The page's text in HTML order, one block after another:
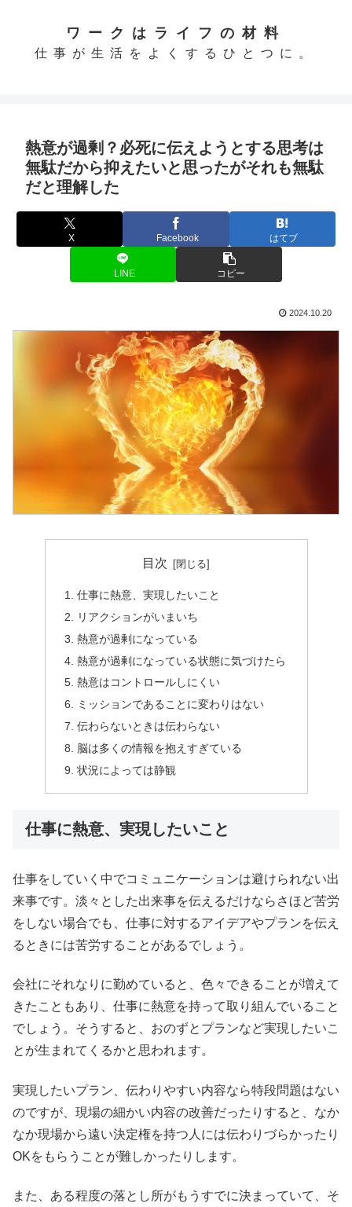
ワークはライフの材料
仕事が生活をよくするひとつに。
熱意が過剰？必死に伝えようとする思考は
無駄だから抑えたいと思ったがそれも無駄
だと理解した
X Facebook はてブ
LINE コピー
2024.10.20
目次
仕事に熱意、実現したいこと
リアクションがいまいち
熱意が過剰になっている
熱意が過剰になっている状態に気づけたら
熱意はコントロールしにくい
ミッションであることに変わりはない
伝わらないときは伝わらない
脳は多くの情報を抱えすぎている
状況によっては静観
仕事に熱意、実現したいこと
仕事をしていく中でコミュニケーションは避けられない出
来事です。淡々とした出来事を伝えるだけならさほど苦労
をしない場合でも、仕事に対するアイデアやプランを伝え
るときには苦労することがあるでしょう。
会社にそれなりに勤めていると、色々できることが増えて
きたこともあり、仕事に熱意を持って取り組んでいること
でしょう。そうすると、おのずとプランなど実現したいこ
とが生まれてくるかと思われます。
実現したいプラン、伝わりやすい内容なら特段問題はない
のですが、現場の細かい内容の改善だったりすると、なか
なか現場から遠い決定権を持つ人には伝わりづらかったり
OKをもらうことが難しかったりします。
また、ある程度の落とし所がもうすでに決まっていて、そ